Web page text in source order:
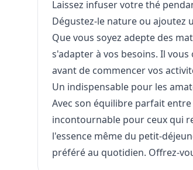
Laissez infuser votre thé
Dégustez-le nature ou ajoutez
Que vous soyez adepte des
s'adapter à vos besoins. Il
avant de commencer vos
Un indispensable pour les
Avec son équilibre parfait
incontournable pour ceux qui
l'essence même du petit-
préféré au quotidien. Offrez-